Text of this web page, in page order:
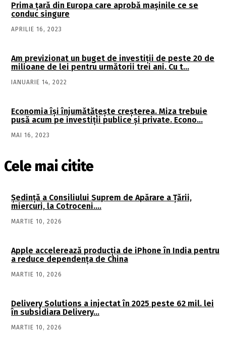
Prima ţară din Europa care aprobă maşinile ce se
conduc singure
APRILIE 16, 2023
Am previzionat un buget de investiţii de peste 20 de
milioane de lei pentru următorii trei ani. Cu t…
IANUARIE 14, 2022
Economia îşi înjumătăţeşte creşterea. Miza trebuie
pusă acum pe investiţii publice şi private. Econo…
MAI 16, 2023
Cele mai citite
Şedinţă a Consiliului Suprem de Apărare a Ţării,
miercuri, la Cotroceni….
MARTIE 10, 2026
Apple accelerează producția de iPhone în India pentru
a reduce dependența de China
MARTIE 10, 2026
Delivery Solutions a injectat în 2025 peste 62 mil. lei
în subsidiara Delivery…
MARTIE 10, 2026